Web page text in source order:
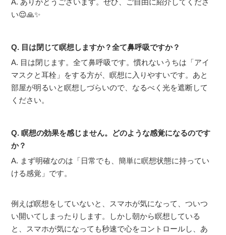
A. ありがとうございます。ぜひ、ご自由に紹介してくださ
い😌🙏✨
Q. 目は閉じて瞑想しますか？全て鼻呼吸ですか？
A. 目は閉じます。全て鼻呼吸です。慣れないうちは「アイ
マスクと耳栓」をする方が、瞑想に入りやすいです。あと
部屋が明るいと瞑想しづらいので、なるべく光を遮断して
ください。
Q. 瞑想の効果を感じません。どのような感覚になるのです
か？
A. まず明確なのは「日常でも、簡単に瞑想状態に持ってい
ける感覚」です。
例えば瞑想をしていないと、スマホが気になって、ついつ
い開いてしまったりします。しかし朝から瞑想している
と、スマホが気になっても秒速で心をコントロールし、あ